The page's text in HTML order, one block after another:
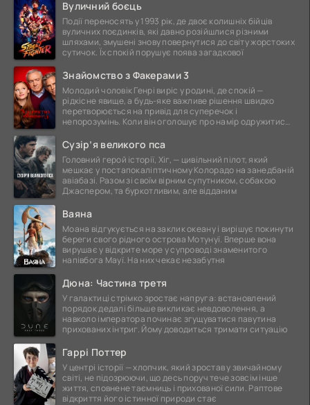
Вуличний боєць
Події переносять у 1993 рік, де двоє колишніх бійців
вуличних поєдинків, які давно розійшлися різними
шляхами, змушені знову повернутися до світу жорстоких
сутичок. Їх спокій порушує поява загадкової
Знайомство з Факерами 3
Молодий чоловік Генрі виріс у родині, де спокій —
рідкісне явище, а будь-яке важливе рішення швидко
перетворюється на привід для суперечок і
непорозумінь. Коли він оголошує про намір одружитися,
Сузір’я великого пса
Головний герой історії, Хіг, — цивільний пілот, який
мешкає у постапокаліптичному Колорадо на занедбаній
авіабазі. Разом зі своїм вірним супутником, собакою
Джаспером, та буркотливим, але відданим
Ваяна
Моана відгукується на заклик океану і вирішує покинути
береги свого рідного острова Мотунуї. Вперше вона
вирушає у відкрите море у супроводі знаменитого
напівбога Мауї. На них чекає незабутня
Дюна: Частина третя
У галактиці стрімко зростає напруга: встановлений
порядок дедалі більше викликає невдоволення, а
навколо імператора починає згущуватися павутина
прихованих інтриг. Йому доводиться тримати ситуацію
Гаррі Поттер
У центрі історії — хлопчик, який зростав у звичайному
світі, не підозрюючи, що десь поруч тече зовсім інше
життя, сповнене таємниць і прихованої сили. Раптове
відкриття його істинної природи стає